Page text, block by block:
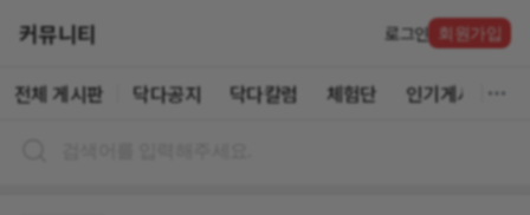
커뮤니티 로그인 회원가입
전체 게시판 닥다공지 닥다칼럼 체험단 인기게시글